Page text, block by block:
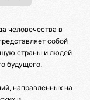
человечества в
собой
страны и людей
будущего.
направленных на